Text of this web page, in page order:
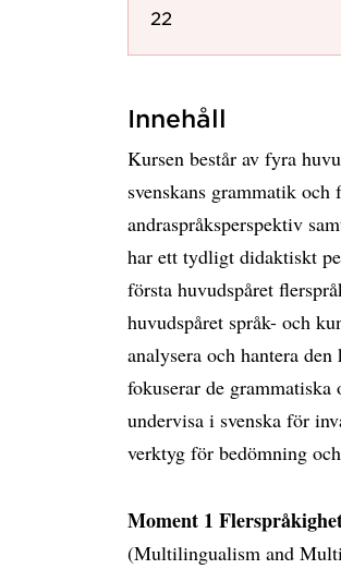
22
Innehåll
Kursen består av fyra
svenskans grammatik
andraspråksperspektiv
har ett tydligt didaktiskt
första huvudspåret
huvudspåret språk- och
analysera och hantera
fokuserar de
undervisa i svenska för
verktyg för bedömning
Moment 1
(Multilingualism and